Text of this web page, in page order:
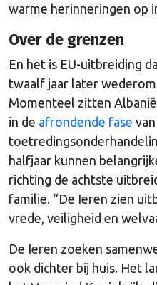
warme herinneringen op
Over de grenzen
En het is EU-uitbreiding
twaalf jaar later
Momenteel zitten
in de afrondende fase
halfjaar kunnen
richting de achtste
familie. “De Ieren zien
vrede, veiligheid en
De Ieren zoeken
ook dichter bij huis. Het